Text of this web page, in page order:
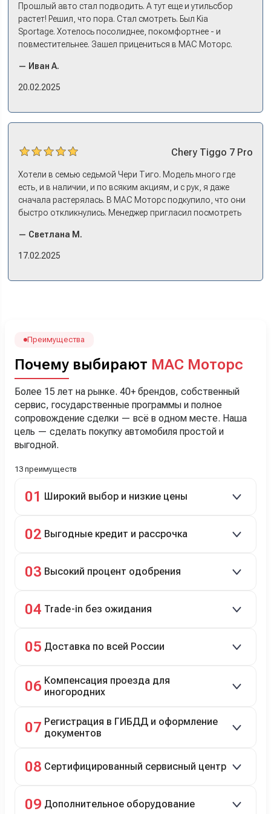
Прошлый авто стал подводить. А тут еще и утильсбор
растет! Решил, что пора. Стал смотреть. Был Kia
Sportage. Хотелось посолиднее, покомфортнее - и
повместительнее. Зашел прицениться в МАС Моторс.
и прям мое! Даже не скажешь, что «китаец». Прям не
вылезая из него и порешали. Спортэйдж в трейд-ин
— Иван А.
20.02.2025
Chery Tiggo 7 Pro
Хотели в семью седьмой Чери Тиго. Модель много где
есть, и в наличии, и по всяким акциям, и с рук, я даже
сначала растерялась. В МАС Моторс подкупило, что они
быстро откликнулись. Менеджер пригласил посмотреть
примериться. Нам тут недалеко, пришли в салон - и в тот
же день купили машину! Неожиданно, но довольны! Все
менеджеру Сергею, профессионал своего дела!
— Светлана М.
17.02.2025
Преимущества
Почему выбирают МАС Моторс
Более 15 лет на рынке. 40+ брендов, собственный
сервис, государственные программы и полное
сопровождение сделки — всё в одном месте. Наша
цель — сделать покупку автомобиля простой и
выгодной.
13 преимуществ
01 Широкий выбор и низкие цены
подержанные авто.
02 Выгодные кредит и рассрочка
рассрочка 0% на 2 года при первом взносе 35–50%.
03 Высокий процент одобрения
04 Trade-in без ожидания
05 Доставка по всей России
06 Компенсация проезда для
иногородних
07 Регистрация в ГИБДД и оформление
документов
08 Сертифицированный сервисный центр
технический ремонт.
09 Дополнительное оборудование